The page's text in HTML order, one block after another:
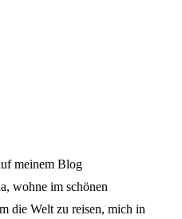
meinem Blog
wohne im schönen
die Welt zu reisen, mich in